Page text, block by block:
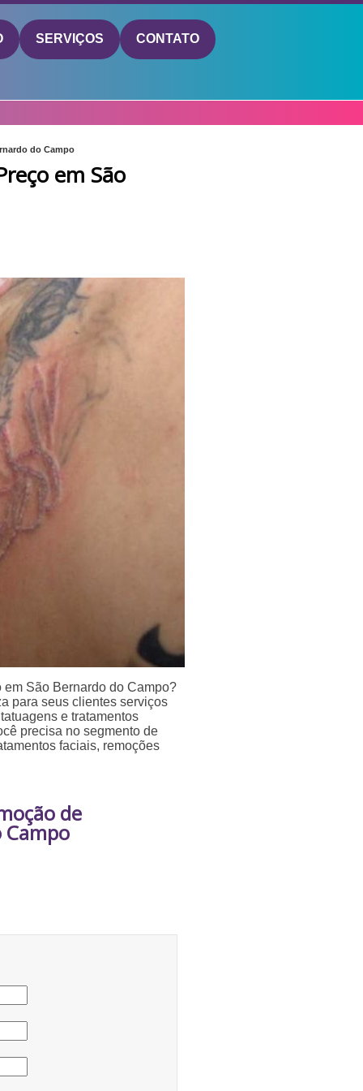
SERVIÇOS CONTATO
do Campo
em São
São Bernardo do Campo?
para seus clientes serviços
e tratamentos
precisa no segmento de
faciais, remoções
de